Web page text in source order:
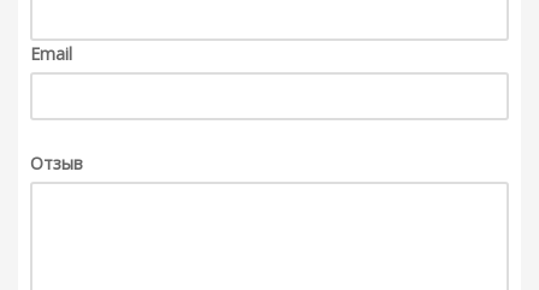
Email
Отзыв